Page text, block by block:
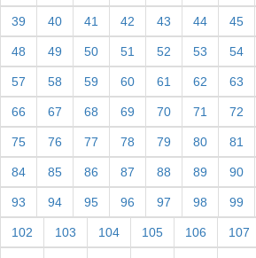
39 40 41 42 43 44 45
48 49 50 51 52 53 54
57 58 59 60 61 62 63
66 67 68 69 70 71 72
75 76 77 78 79 80 81
84 85 86 87 88 89 90
93 94 95 96 97 98 99
102 103 104 105 106 107